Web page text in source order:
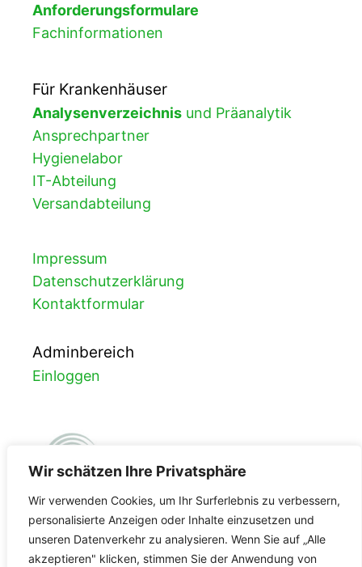
Wir schätzen Ihre Privatsphäre
Wir verwenden Cookies, um Ihr Surferlebnis zu verbessern,
personalisierte Anzeigen oder Inhalte einzusetzen und
unseren Datenverkehr zu analysieren. Wenn Sie auf „Alle
akzeptieren" klicken, stimmen Sie der Anwendung von
Anforderungsformulare
Fachinformationen
Für Krankenhäuser
Analysenverzeichnis und Präanalytik
Ansprechpartner
Hygienelabor
IT-Abteilung
Versandabteilung
Impressum
Datenschutzerklärung
Kontaktformular
Adminbereich
Einloggen
FDA-Registrierung